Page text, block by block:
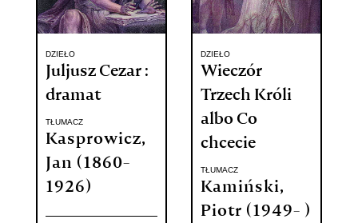
DZIEŁO
Juljusz Cezar :
dramat
TŁUMACZ
Kasprowicz,
Jan (1860-
1926)
DZIEŁO
Wieczór
Trzech Króli
albo Co
chcecie
TŁUMACZ
Kamiński,
Piotr (1949- )